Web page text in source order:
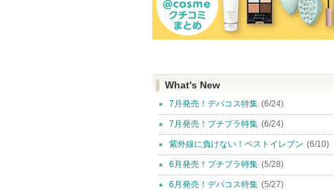
What's New
7月発売！デパコス特集 (6/24)
7月発売！プチプラ特集 (6/24)
紫外線に負けない！ベストイレブン (6/10)
6月発売！プチプラ特集 (5/28)
6月発売！デパコス特集 (5/27)